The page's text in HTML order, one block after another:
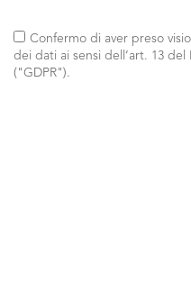
Confermo di aver preso
dei dati ai sensi dell’art. 13 del
("GDPR").